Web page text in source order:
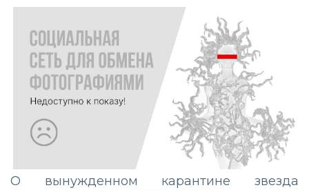
О вынужденном карантине звезда